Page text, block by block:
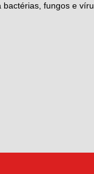
fungos e